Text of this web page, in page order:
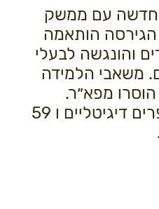
חדשה עם ממשק
הגירסה הותאמה
והונגשה לבעלי
משאבי הלמידה
מפא״ר.
בפא״ר 181 ספרים דיגיטליים ו 59